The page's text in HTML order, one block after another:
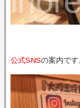
公式SNSの案内です